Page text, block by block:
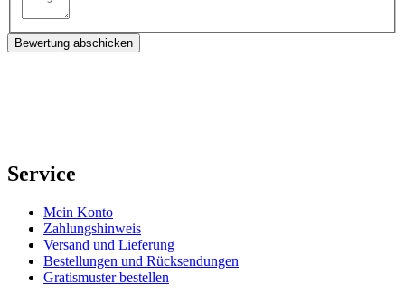
Bewertung abschicken
Service
Mein Konto
Zahlungshinweis
Versand und Lieferung
Bestellungen und Rücksendungen
Gratismuster bestellen